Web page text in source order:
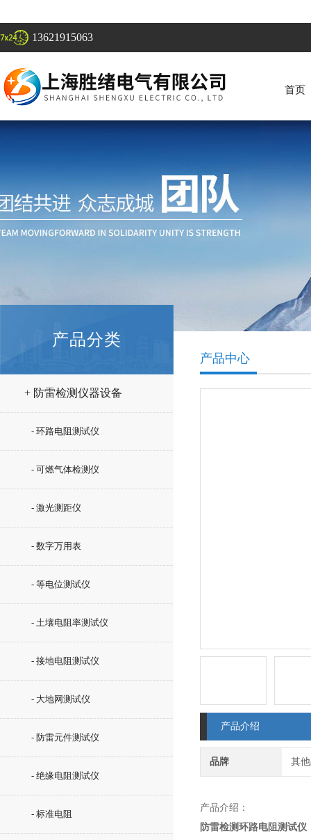
13621915063
首页
产品分类
+ 防雷检测仪器设备
- 环路电阻测试仪
- 可燃气体检测仪
- 激光测距仪
- 数字万用表
- 等电位测试仪
- 土壤电阻率测试仪
- 接地电阻测试仪
- 大地网测试仪
- 防雷元件测试仪
- 绝缘电阻测试仪
- 标准电阻
产品中心
产品介绍
品牌 其
产品介绍：
防雷检测环路电阻测试仪